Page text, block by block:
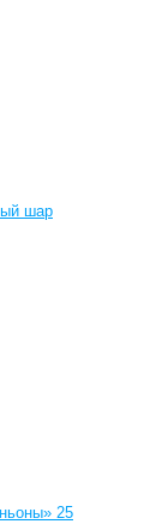
шар
25